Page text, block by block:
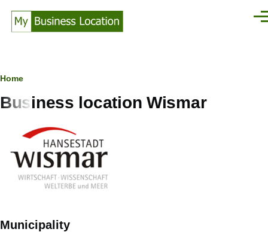
Breadcrumb
Home
Business location Wismar
Municipality